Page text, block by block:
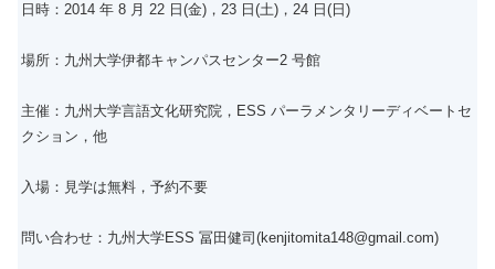
日時：2014 年 8 月 22 日(金)，23 日(土)，24 日(日)
場所：九州大学伊都キャンパスセンター2 号館
主催：九州大学言語文化研究院，ESS パーラメンタリーディベートセ
クション，他
入場：見学は無料，予約不要
問い合わせ：九州大学ESS 冨田健司(kenjitomita148@gmail.com)